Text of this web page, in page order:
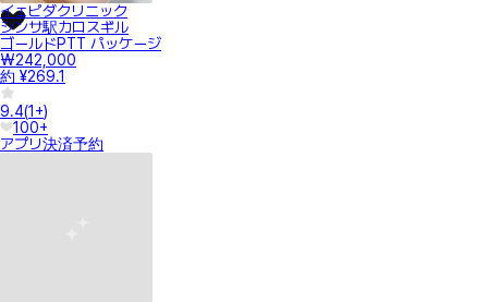
イェピダクリニック
シンサ駅カロスギル
ゴールドPTT パッケージ
₩242,000
約 ¥269.1
9.4(1+)
100+
アプリ決済予約